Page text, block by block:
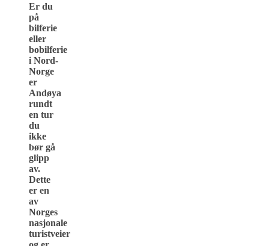
Er du
på
bilferie
eller
bobilferie
i Nord-
Norge
er
Andøya
rundt
en tur
du
ikke
bør gå
glipp
av.
Dette
er en
av
Norges
nasjonale
turistveier